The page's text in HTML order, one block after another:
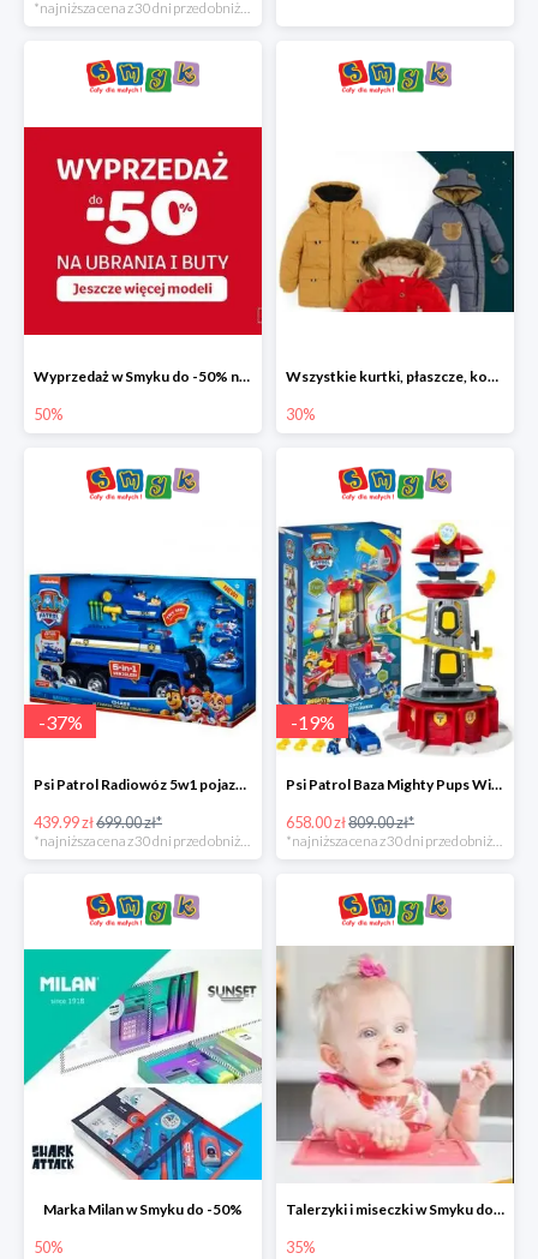
Wyprzedaż w Smyku do -50% na ubrania i buty
50%
Wszystkie kurtki, płaszcze, kombinezony i spodnie narciarskie -30%
30%
-37%
Psi Patrol Radiowóz 5w1 pojazd ratunkowy z figurką Chase'a -37%
439.99 zł699.00 zł*
-19%
Psi Patrol Baza Mighty Pups Wieża obserwacyjna+pojazd z figurką -19%
658.00 zł809.00 zł*
Marka Milan w Smyku do -50%
50%
Talerzyki i miseczki w Smyku do -35%
35%